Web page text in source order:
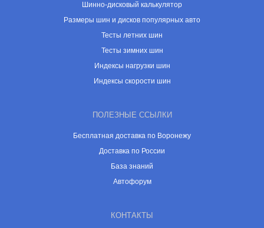
Шинно-дисковый калькулятор
Размеры шин и дисков популярных авто
Тесты летних шин
Тесты зимних шин
Индексы нагрузки шин
Индексы скорости шин
ПОЛЕЗНЫЕ ССЫЛКИ
Бесплатная доставка по Воронежу
Доставка по России
База знаний
Автофорум
КОНТАКТЫ